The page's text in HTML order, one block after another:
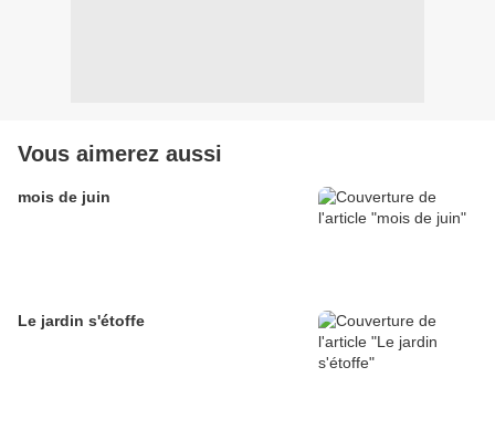
Vous aimerez aussi
mois de juin
Le jardin s'étoffe